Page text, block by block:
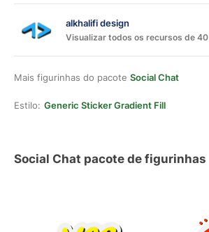
alkhalifi design
Visualizar todos os recursos de 40
Mais figurinhas do pacote Social Chat
Estilo: Generic Sticker Gradient Fill
Social Chat pacote de figurinhas